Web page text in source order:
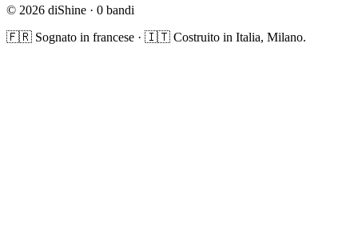
© 2026 diShine · 0 bandi
🇫🇷 Sognato in francese · 🇮🇹 Costruito in Italia, Milano.